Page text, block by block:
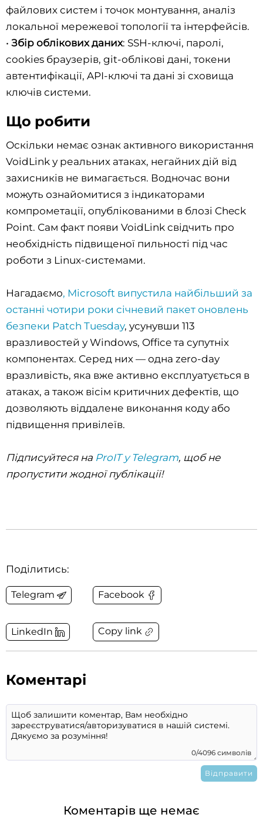
файлових систем і точок монтування, аналіз
локальної мережевої топології та інтерфейсів.
• Збір облікових даних: SSH-ключі, паролі,
cookies браузерів, git-облікові дані, токени
автентифікації, API-ключі та дані зі сховища
ключів системи.
Що робити
Оскільки немає ознак активного використання
VoidLink у реальних атаках, негайних дій від
захисників не вимагається. Водночас вони
можуть ознайомитися з індикаторами
компрометації, опублікованими в блозі Check
Point. Сам факт появи VoidLink свідчить про
необхідність підвищеної пильності під час
роботи з Linux-системами.
Нагадаємо, Microsoft випустила найбільший за
останні чотири роки січневий пакет оновлень
безпеки Patch Tuesday, усунувши 113
вразливостей у Windows, Office та супутніх
компонентах. Серед них — одна zero-day
вразливість, яка вже активно експлуатується в
атаках, а також вісім критичних дефектів, що
дозволяють віддалене виконання коду або
підвищення привілеїв.
Підписуйтеся на ProIT у Telegram, щоб не
пропустити жодної публікації!
Поділитись:
Telegram Facebook
LinkedIn Copy link
Коментарі
0/4096 символів
Коментарів ще немає